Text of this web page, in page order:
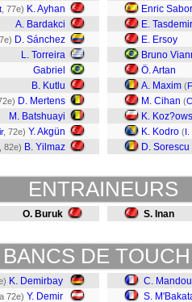
, 77e) K. Ayhan
A. Bardakci
D. Sánchez
L. Torreira
Gabriel
B. Kutlu
D. Mertens
M. Batshuayi
, 72e) Y. Akgün
, 82e) B. Yilmaz
Enric
E. Tasdemir
E. Ersoy
Bruno
Ö. Artan
A. Maxim (
M. Cihan (
K.
K. Kodro (I.
D. Sorescu
ENTRAINEURS
O. Buruk S. Inan
BANCS DE
K. Demirbay
72e) Y. Demir
C.
S.